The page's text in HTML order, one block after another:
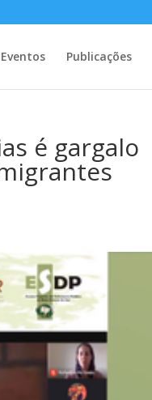
Eventos Publicações
é gargalo